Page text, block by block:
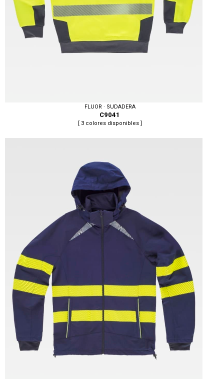
Tallas: S, M, L, XL, XXL, 3XL
FLUOR · SUDADERA
C9041
[ 3 colores disponibles ]